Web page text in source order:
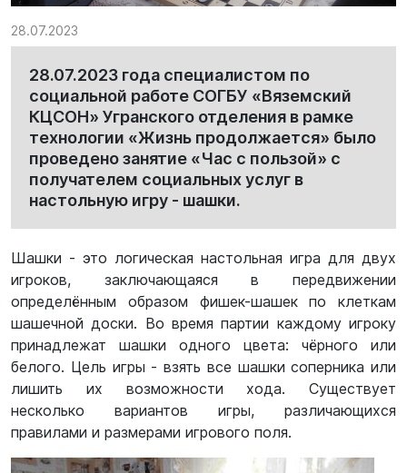
28.07.2023
28.07.2023 года специалистом по
социальной работе СОГБУ «Вяземский
КЦСОН» Угранского отделения в рамке
технологии «Жизнь продолжается» было
проведено занятие «Час с пользой» с
получателем социальных услуг в
настольную игру - шашки.
Шашки - это логическая настольная игра для двух
игроков, заключающаяся в передвижении
определённым образом фишек-шашек по клеткам
шашечной доски. Во время партии каждому игроку
принадлежат шашки одного цвета: чёрного или
белого. Цель игры - взять все шашки соперника или
лишить их возможности хода. Существует
несколько вариантов игры, различающихся
правилами и размерами игрового поля.